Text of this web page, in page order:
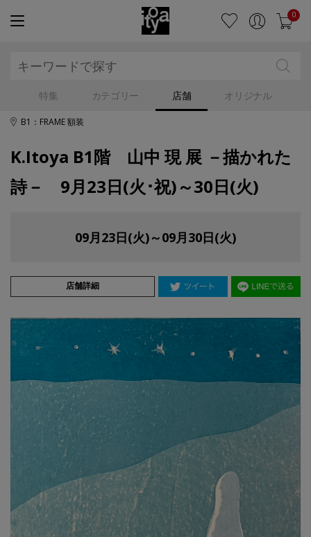
0
特集 カテゴリー 店舗 オリジナル
B1：FRAME 額装
K.Itoya B1階 山中 現 展 －描かれた
詩－ 9月23日(火･祝)～30日(火)
09月23日(火)～09月30日(火)
店舗詳細